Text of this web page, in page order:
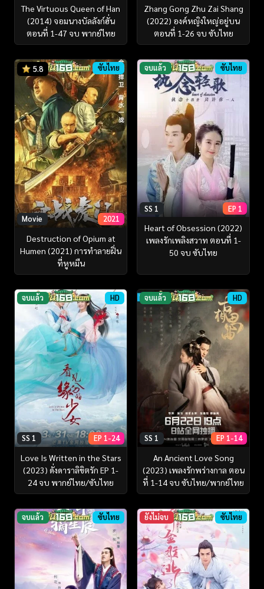
The Virtuous Queen of Han
(2014) จอมนางบัลลังก์ฮั่น
ตอนที่ 1-47 จบ พากย์ไทย
Zhang Gong Zhu Zai Shang
(2022) องค์หญิงใหญ่อยู่บน
ตอนที่ 1-26 จบ ซับไทย
5.8 ซับไทย
Movie 2021
Destruction of Opium at
Humen (2021) การทำลายฝิ่น
ที่หูหมืน
จบแล้ว ซับไทย
SS 1 EP 1
Heart of Obsession (2022)
เพลงรักเพลิงสวาท ตอนที่ 1-
50 จบ ซับไทย
จบแล้ว HD
SS 1 EP 1-24
Love Is Written in the Stars
(2023) ดั่งดาราลิขิตรัก EP 1-
24 จบ พากย์ไทย/ซับไทย
จบแล้ว HD
SS 1 EP 1-14
An Ancient Love Song
(2023) เพลงรักพร่างกาล ตอน
ที่ 1-14 จบ ซับไทย/พากย์ไทย
จบแล้ว ซับไทย ยังไม่จบ ซับไทย